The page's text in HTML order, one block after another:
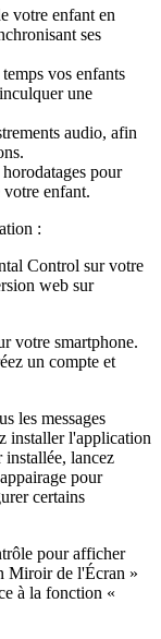
votre enfant en
ses
vos enfants
une
audio, afin
pour
votre enfant.
:
Control sur votre
web sur
votre smartphone.
un compte et
les messages
installer l'application
lancez
pour
certains
pour afficher
Miroir de l'Écran »
à la fonction «